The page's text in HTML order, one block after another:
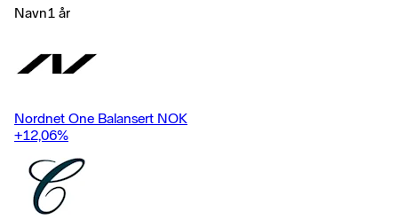
forvaltningskapital.
Navn1 år
Nordnet One Balansert NOK
+12,06%